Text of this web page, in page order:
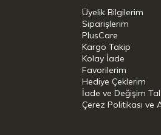
Üyelik Bilgilerim
Siparişlerim
PlusCare
Kargo Takip
Kolay İade
Favorilerim
Hediye Çeklerim
İade ve Değişim
Çerez Politikası ve